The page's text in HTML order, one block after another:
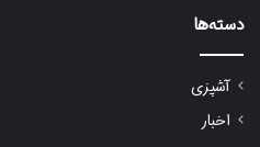
دسته‌ها
آشپزی
اخبار